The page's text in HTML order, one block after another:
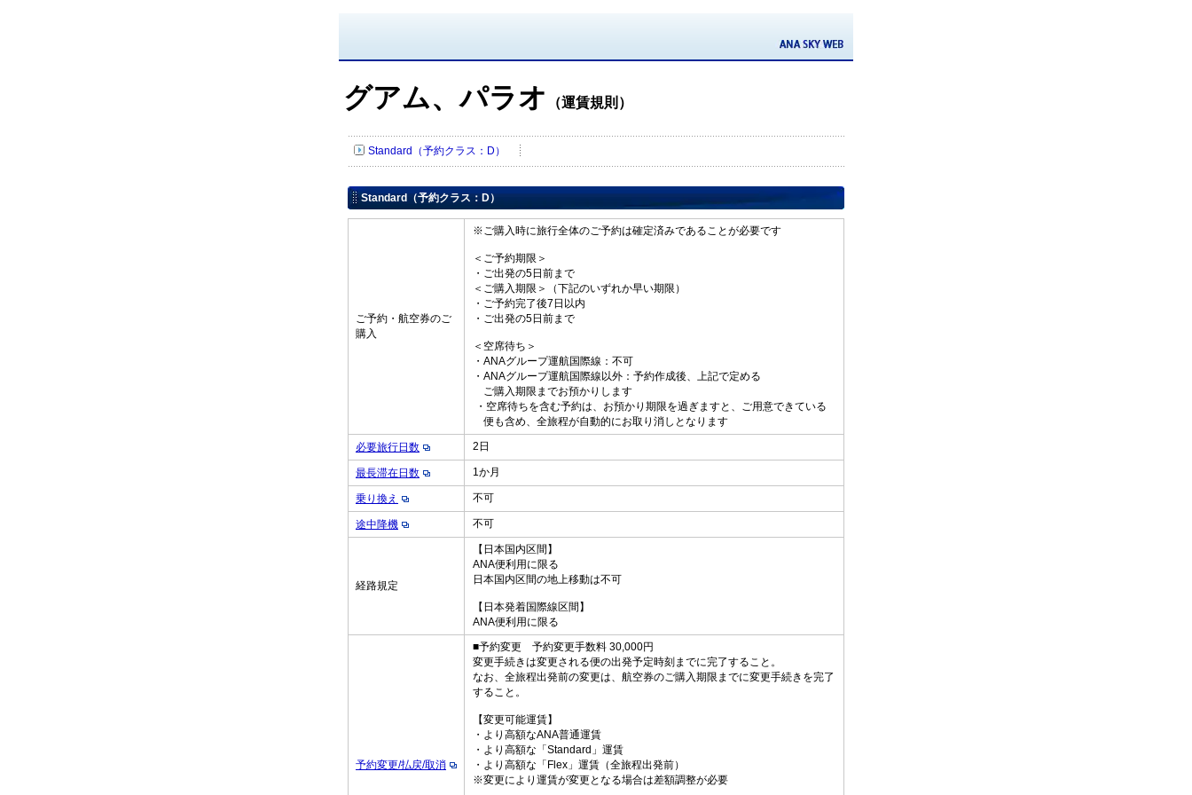
グアム、パラオ （運賃規則）
Standard（予約クラス：D）
Standard（予約クラス：D）
ご予約・航空券のご
購入
※ご購入時に旅行全体のご予約は確定済みであることが必要です
＜ご予約期限＞
・ご出発の5日前まで
＜ご購入期限＞（下記のいずれか早い期限）
・ご予約完了後7日以内
・ご出発の5日前まで
＜空席待ち＞
・ANAグループ運航国際線：不可
・ANAグループ運航国際線以外：予約作成後、上記で定める
ご購入期限までお預かりします
・空席待ちを含む予約は、お預かり期限を過ぎますと、ご用意できている
便も含め、全旅程が自動的にお取り消しとなります
必要旅行日数 2日
最長滞在日数 1か月
乗り換え 不可
途中降機 不可
経路規定
【日本国内区間】
ANA便利用に限る
日本国内区間の地上移動は不可
【日本発着国際線区間】
ANA便利用に限る
予約変更/払戻/取消
■予約変更 予約変更手数料 30,000円
変更手続きは変更される便の出発予定時刻までに完了すること。
なお、全旅程出発前の変更は、航空券のご購入期限までに変更手続きを完了
すること。
【変更可能運賃】
・より高額なANA普通運賃
・より高額な「Standard」運賃
・より高額な「Flex」運賃（全旅程出発前）
※変更により運賃が変更となる場合は差額調整が必要